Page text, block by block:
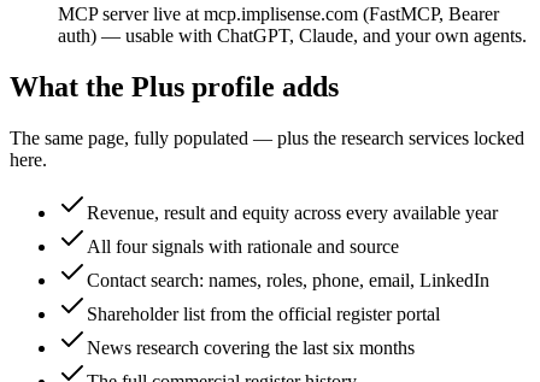
MCP server live at mcp.implisense.com (FastMCP, Bearer
auth) — usable with ChatGPT, Claude, and your own agents.
What the Plus profile adds
The same page, fully populated — plus the research services locked
here.
Revenue, result and equity across every available year
All four signals with rationale and source
Contact search: names, roles, phone, email, LinkedIn
Shareholder list from the official register portal
News research covering the last six months